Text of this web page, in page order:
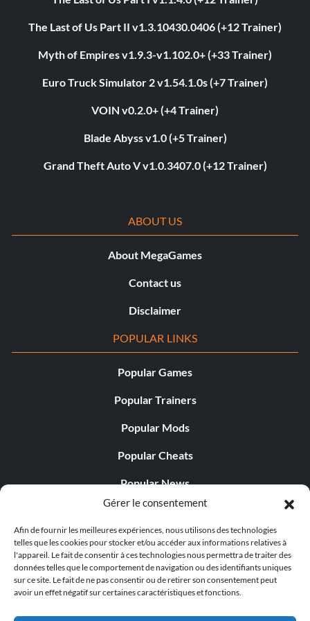
Gérer le consentement
Afin de fournir les meilleures expériences, nous utilisons des technologies
telles que les cookies pour stocker et/ou accéder aux informations relatives à
l'appareil. Le fait de consentir à ces technologies nous permettra de traiter des
données telles que le comportement de navigation ou des identifiants uniques
sur ce site. Le fait de ne pas consentir ou de retirer son consentement peut
avoir un effet négatif sur certaines caractéristiques et fonctions.
The Last of Us Part II v1.3.10430.0406 (+12 Trainer)
Myth of Empires v1.9.3-v1.102.0+ (+33 Trainer)
Euro Truck Simulator 2 v1.54.1.0s (+7 Trainer)
VOIN v0.2.0+ (+4 Trainer)
Blade Abyss v1.0 (+5 Trainer)
Grand Theft Auto V v1.0.3407.0 (+12 Trainer)
ABOUT US
About MegaGames
Contact us
Disclaimer
POPULAR LINKS
Popular Games
Popular Trainers
Popular Mods
Popular Cheats
Popular News
Popular Editorials
Popular Free Games
LATEST UPDATES